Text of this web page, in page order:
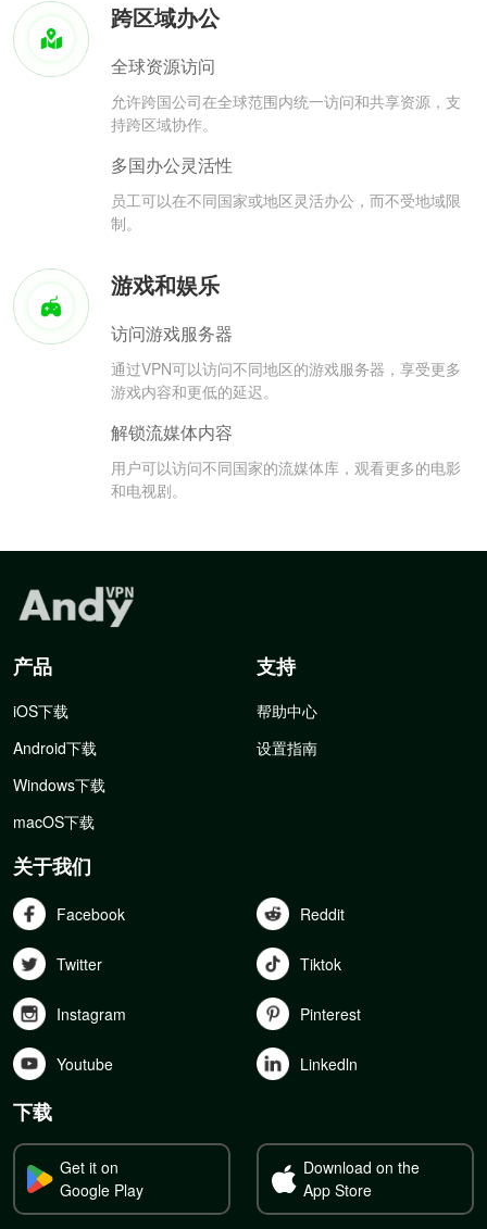
跨区域办公
全球资源访问
允许跨国公司在全球范围内统一访问和共享资源，支
持跨区域协作。
多国办公灵活性
员工可以在不同国家或地区灵活办公，而不受地域限
制。
游戏和娱乐
访问游戏服务器
通过VPN可以访问不同地区的游戏服务器，享受更多
游戏内容和更低的延迟。
解锁流媒体内容
用户可以访问不同国家的流媒体库，观看更多的电影
和电视剧。
产品
iOS下载
Android下载
Windows下载
macOS下载
支持
帮助中心
设置指南
关于我们
Facebook Reddit
Twitter Tiktok
Instagram Pinterest
Youtube Linkedln
下载
Get it on
Google Play
Download on the
App Store